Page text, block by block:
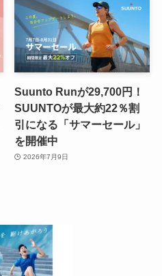
Suunto Runが29,700円！
SUUNTOが最大約22％割
引になる「サマーセール」
を開催中
2026年7月9日